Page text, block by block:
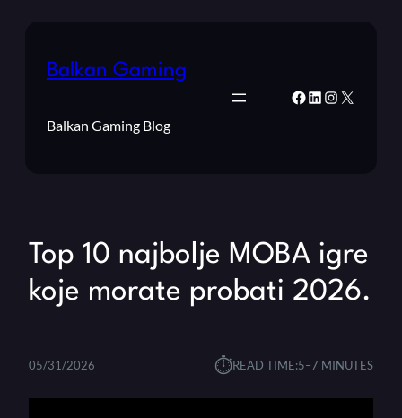
Balkan Gaming
Balkan Gaming Blog
Facebook
LinkedIn
Instagram
X
Top 10 najbolje MOBA igre
koje morate probati 2026.
05/31/2026 ⏱︎READ TIME:5–7 MINUTES